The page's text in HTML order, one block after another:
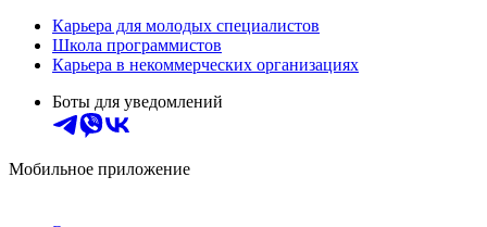
Карьера для молодых специалистов
Школа программистов
Карьера в некоммерческих организациях
Боты для уведомлений
Мобильное приложение